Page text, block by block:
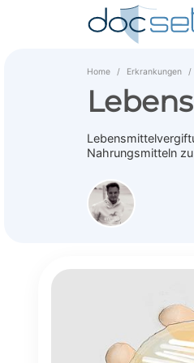
Home Erkrankungen
Nahrungsmitteln